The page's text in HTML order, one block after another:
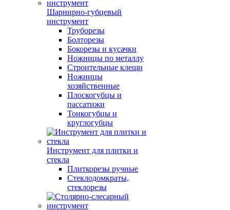
Шарнирно-губцевый
инструмент
Труборезы
Болторезы
Бокорезы и кусачки
Ножницы по металлу
Строительные клещи
Ножницы
хозяйственные
Плоскогубцы и
пассатижи
Тонкогубцы и
круглогубцы
Инструмент для плитки и
стекла
Плиткорезы ручные
Стеклодомкраты,
стеклорезы